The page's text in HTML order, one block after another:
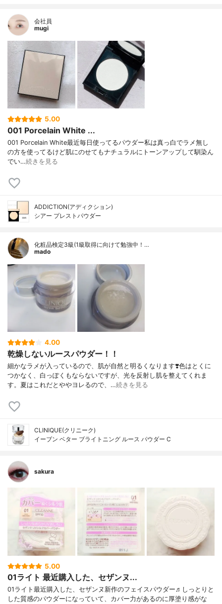
会社員
mugi
5.00
001 Porcelain White ...
001 Porcelain White最近毎日使ってるパウダー私は真っ白でラメ無し
の方を使ってるけど肌にのせてもナチュラルにトーンアップして馴染ん
でい…続きを見る
ADDICTION(アディクション)
シアー プレストパウダー
化粧品検定3級(1級取得に向けて勉強中！…
mado
4.00
乾燥しないルースパウダー！！
細かなラメが入っているので、肌が自然と明るくなります❣️色はとくに
つかなく、白っぽくもならないですが、光を反射し肌を整えてくれま
す。夏はこれだとややヨレるので、…続きを見る
CLINIQUE(クリニーク)
イーブン ベター ブライトニング ルース パウダー C
sakura
5.00
01ライト 最近購入した、セザンヌ...
01ライト最近購入した、セザンヌ新作のフェイスパウダー♬しっとりと
した質感のパウダーになっていて、カバー力があるのに厚塗り感がな